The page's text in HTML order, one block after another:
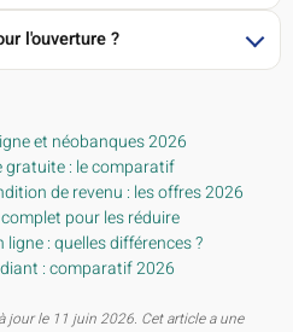
l'ouverture ?
et néobanques 2026
gratuite : le comparatif
de revenu : les offres 2026
pour les réduire
: quelles différences ?
: comparatif 2026
jour le 11 juin 2026. Cet article a une